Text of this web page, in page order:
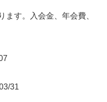
ます。入会金、年会費、
31